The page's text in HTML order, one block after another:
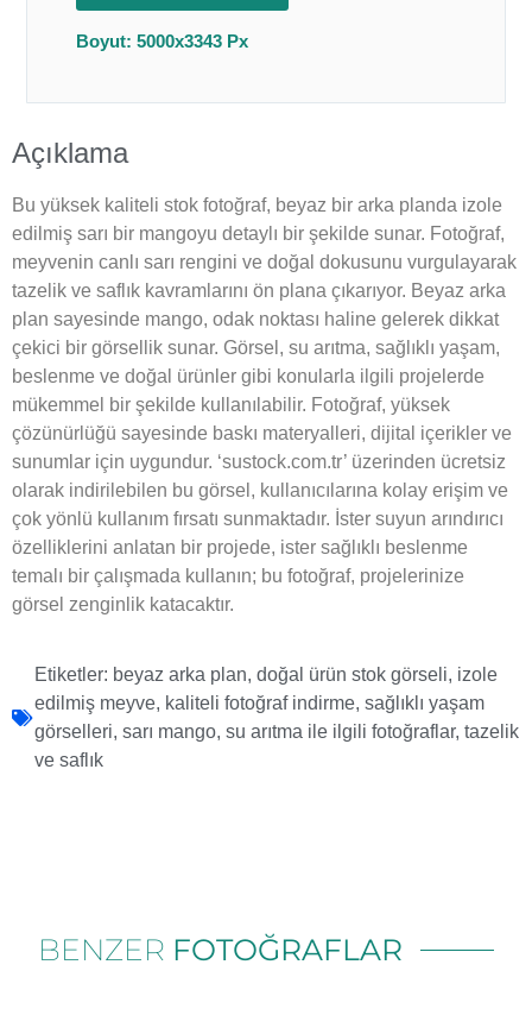
Boyut: 5000x3343 Px
Açıklama
Bu yüksek kaliteli stok fotoğraf, beyaz bir arka planda izole
edilmiş sarı bir mangoyu detaylı bir şekilde sunar. Fotoğraf,
meyvenin canlı sarı rengini ve doğal dokusunu vurgulayarak
tazelik ve saflık kavramlarını ön plana çıkarıyor. Beyaz arka
plan sayesinde mango, odak noktası haline gelerek dikkat
çekici bir görsellik sunar. Görsel, su arıtma, sağlıklı yaşam,
beslenme ve doğal ürünler gibi konularla ilgili projelerde
mükemmel bir şekilde kullanılabilir. Fotoğraf, yüksek
çözünürlüğü sayesinde baskı materyalleri, dijital içerikler ve
sunumlar için uygundur. ‘sustock.com.tr’ üzerinden ücretsiz
olarak indirilebilen bu görsel, kullanıcılarına kolay erişim ve
çok yönlü kullanım fırsatı sunmaktadır. İster suyun arındırıcı
özelliklerini anlatan bir projede, ister sağlıklı beslenme
temalı bir çalışmada kullanın; bu fotoğraf, projelerinize
görsel zenginlik katacaktır.
Etiketler: beyaz arka plan, doğal ürün stok görseli, izole
edilmiş meyve, kaliteli fotoğraf indirme, sağlıklı yaşam
görselleri, sarı mango, su arıtma ile ilgili fotoğraflar, tazelik
ve saflık
BENZER FOTOĞRAFLAR